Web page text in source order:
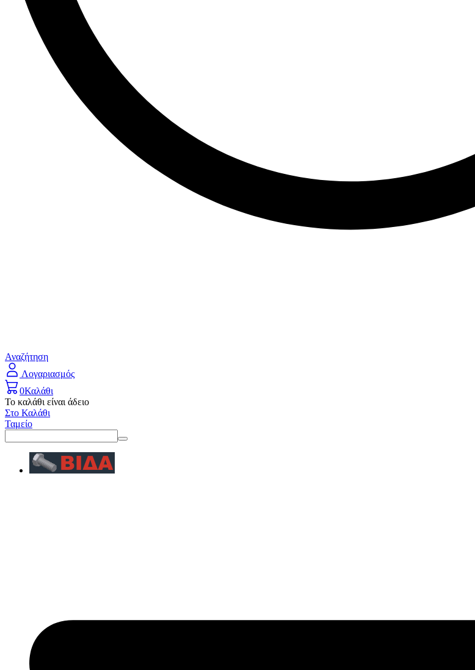
Αναζήτηση
Λογαριασμός
0Καλάθι
Το καλάθι είναι άδειο
Στο Καλάθι
Ταμείο